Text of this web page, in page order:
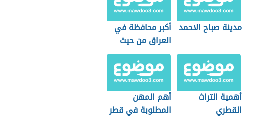
مدينة صباح الاحمد أكبر محافظة في
العراق من حيث
عدد السكان
أهمية التراث
القطري
أهم المهن
المطلوبة في قطر